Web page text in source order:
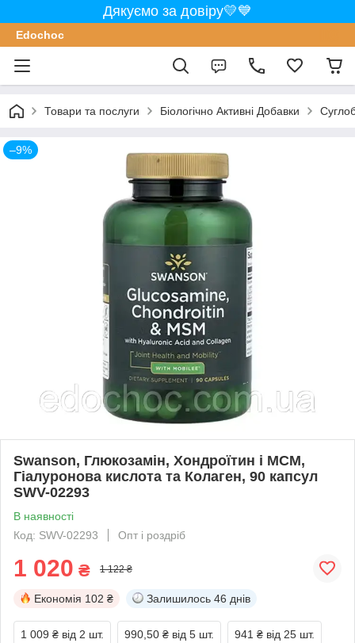
Дякуємо за довіру💛💙
Edochoс
Товари та послуги Біологічно Активні Добавки
–9%
Swanson, Глюкозамін, Хондроїтин і МСМ,
Гіалуронова кислота та Колаген, 90 капсул
SWV-02293
В наявності
Код: SWV-02293
Опт і роздріб
1 020 ₴ 1 122 ₴
Економія 102 ₴ Залишилось 46 днів
1 009 ₴ від 2 шт. 990,50 ₴ від 5 шт. 941 ₴ від 25 шт.